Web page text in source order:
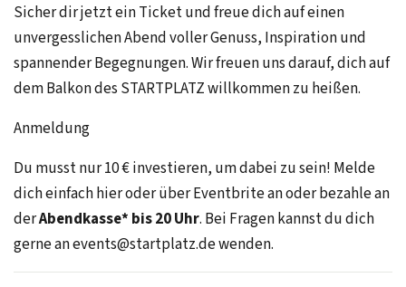
Sicher dir jetzt ein Ticket und freue dich auf einen
unvergesslichen Abend voller Genuss, Inspiration und
spannender Begegnungen. Wir freuen uns darauf, dich auf
dem Balkon des STARTPLATZ willkommen zu heißen.
Anmeldung
Du musst nur 10 € investieren, um dabei zu sein! Melde
dich einfach hier oder über Eventbrite an oder bezahle an
derAbendkasse* bis 20 Uhr. Bei Fragen kannst du dich
gerne an events@startplatz.de wenden.